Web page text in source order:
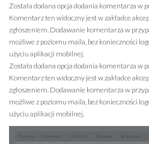
Została dodana opcja dodania komentarza w
Komentarz ten widoczny jest w zakładce
zgłoszeniem. Dodawanie komentarza w
możliwe z poziomu maila, bez konieczności
użyciu aplikacji mobilnej.
Została dodana opcja dodania komentarza w
Komentarz ten widoczny jest w zakładce
zgłoszeniem. Dodawanie komentarza w
możliwe z poziomu maila, bez konieczności
użyciu aplikacji mobilnej.